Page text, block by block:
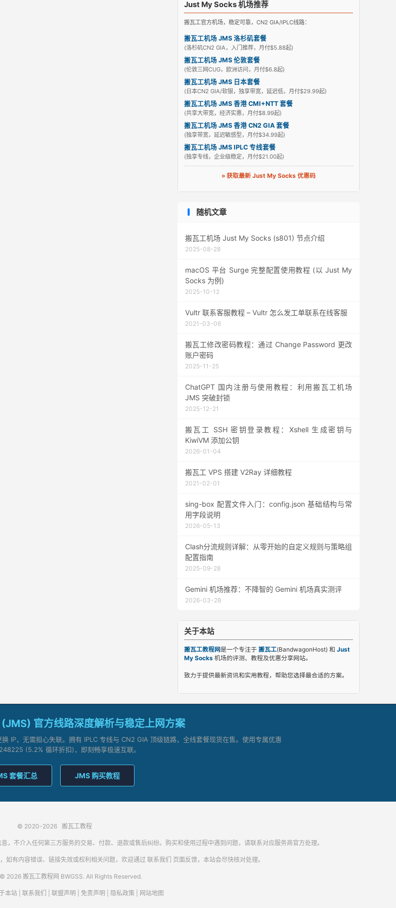
Just My Socks 机场推荐
搬瓦工官方机场，稳定可靠，CN2 GIA/IPLC线路：
搬瓦工机场 JMS 洛杉矶套餐
(洛杉矶CN2 GIA，入门推荐，月付$5.88起)
搬瓦工机场 JMS 伦敦套餐
(伦敦三网CUG，欧洲访问，月付$6.8起)
搬瓦工机场 JMS 日本套餐
(日本CN2 GIA/软银，独享带宽，延迟低，月付$29.99起)
搬瓦工机场 JMS 香港 CMI+NTT 套餐
(共享大带宽，经济实惠，月付$8.99起)
搬瓦工机场 JMS 香港 CN2 GIA 套餐
(独享带宽，延迟敏感型，月付$34.99起)
搬瓦工机场 JMS IPLC 专线套餐
(独享专线，企业级稳定，月付$21.00起)
» 获取最新 Just My Socks 优惠码
随机文章
搬瓦工机场 Just My Socks (s801) 节点介绍
2025-08-28
macOS 平台 Surge 完整配置使用教程 (以 Just My
Socks 为例)
2025-10-12
Vultr 联系客服教程 – Vultr 怎么发工单联系在线客服
2021-03-06
搬瓦工修改密码教程：通过 Change Password 更改
账户密码
2025-11-25
ChatGPT 国内注册与使用教程：利用搬瓦工机场
JMS 突破封锁
2025-12-21
搬瓦工 SSH 密钥登录教程：Xshell 生成密钥与
KiwiVM 添加公钥
2026-01-04
搬瓦工 VPS 搭建 V2Ray 详细教程
2021-02-01
sing-box 配置文件入门：config.json 基础结构与常
用字段说明
2026-05-13
Clash分流规则详解：从零开始的自定义规则与策略组
配置指南
2025-09-28
Gemini 机场推荐：不降智的 Gemini 机场真实测评
2026-03-28
关于本站
搬瓦工教程网是一个专注于 搬瓦工(BandwagonHost) 和 Just
My Socks 机场的评测、教程及优惠分享网站。
致力于提供最新资讯和实用教程，帮助您选择最合适的方案。
官方线路深度解析与稳定上网方案
IP，无需担心失联。拥有 IPLC 专线与 CN2 GIA 顶级链路，全线套餐现货在售。使用专属优惠
(5.2% 循环折扣)，即刻畅享极速互联。
套餐汇总 JMS 购买教程
© 2020-2026 搬瓦工教程
不介入任何第三方服务的交易、付款、退款或售后纠纷。购买和使用过程中遇到问题，请联系对应服务商官方处理。
如有内容错误、链接失效或权利相关问题，欢迎通过 联系我们 页面反馈，本站会尽快核对处理。
2026 搬瓦工教程网 BWGSS. All Rights Reserved.
本站| 联系我们 联盟声明 免责声明 隐私政策 网站地图